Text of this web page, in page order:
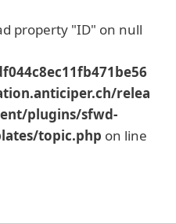
property "ID" on null
relea
plugins/sfwd-
topic.php on line